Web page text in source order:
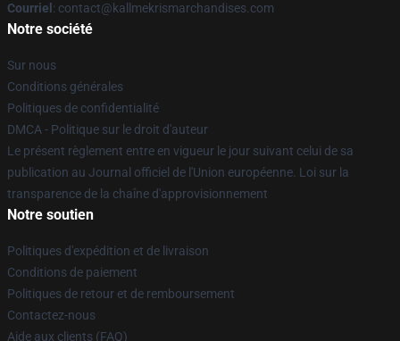
Courriel : contact@kallmekrismarchandises.com
Notre société
Sur nous
Conditions générales
Politiques de confidentialité
DMCA - Politique sur le droit d'auteur
Le présent règlement entre en vigueur le jour suivant celui de sa
publication au Journal officiel de l'Union européenne. Loi sur la
transparence de la chaîne d'approvisionnement
Notre soutien
Politiques d'expédition et de livraison
Conditions de paiement
Politiques de retour et de remboursement
Contactez-nous
Aide aux clients (FAQ)